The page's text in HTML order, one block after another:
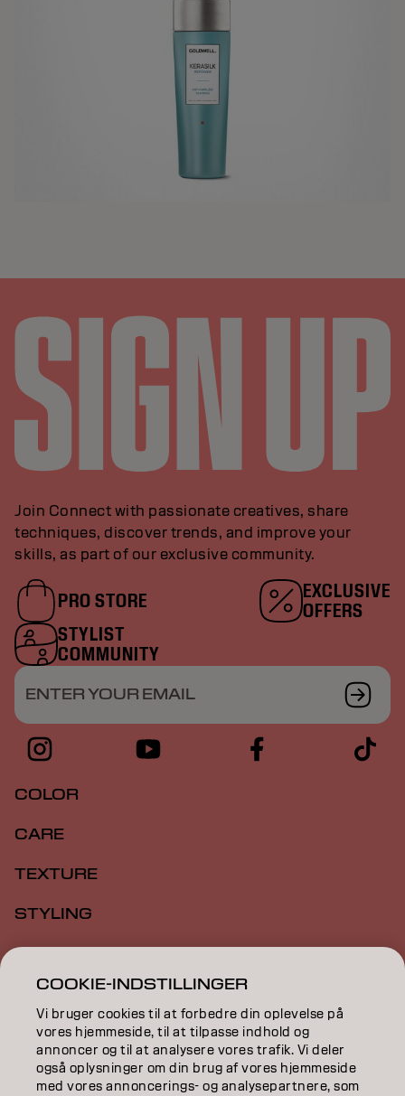
Join Connect with passionate creatives, share
techniques, discover trends, and improve your
skills, as part of our exclusive community.
PRO STORE
EXCLUSIVE
OFFERS
STYLIST
COMMUNITY
ENTER YOUR EMAIL
COLOR
CARE
TEXTURE
STYLING
INSPIRATION
EDUCATION
ABOUT
SALON FINDER
COOKIE-INDSTILLINGER
Vi bruger cookies til at forbedre din oplevelse på
vores hjemmeside, til at tilpasse indhold og
annoncer og til at analysere vores trafik. Vi deler
også oplysninger om din brug af vores hjemmeside
med vores annoncerings- og analysepartnere, som